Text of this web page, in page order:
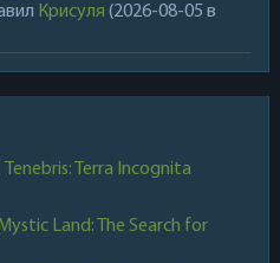
Крисуля (2026-08-05 в
Tenebris: Terra Incognita
Mystic Land: The Search for